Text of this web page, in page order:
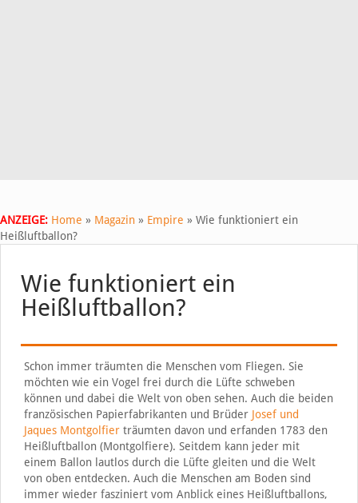
ANZEIGE: Home » Magazin » Empire » Wie funktioniert ein
Heißluftballon?
Wie funktioniert ein
Heißluftballon?
Schon immer träumten die Menschen vom Fliegen. Sie
möchten wie ein Vogel frei durch die Lüfte schweben
können und dabei die Welt von oben sehen. Auch die beiden
französischen Papierfabrikanten und Brüder Josef und
Jaques Montgolfierträumten davon und erfanden 1783 den
Heißluftballon (Montgolfiere). Seitdem kann jeder mit
einem Ballon lautlos durch die Lüfte gleiten und die Welt
von oben entdecken. Auch die Menschen am Boden sind
immer wieder fasziniert vom Anblick eines Heißluftballons,